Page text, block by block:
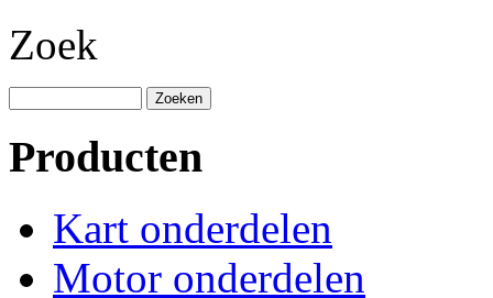
Zoek
Producten
Kart onderdelen
Motor onderdelen